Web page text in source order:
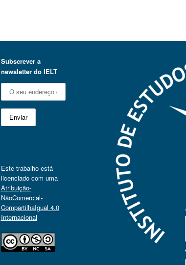
Subscrever a
newsletter do IELT
Este trabalho está
licenciado com uma
Atribuição-
NãoComercial-
CompartilhaIgual 4.0
Internacional